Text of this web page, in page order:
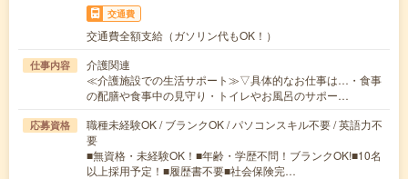
交通費
交通費全額支給（ガソリン代もOK！）
仕事内容
介護関連
≪介護施設での生活サポート≫▽具体的なお仕事は…・食事
の配膳や食事中の見守り・トイレやお風呂のサポー…
応募資格
職種未経験OK / ブランクOK / パソコンスキル不要 / 英語力不
要
■無資格・未経験OK！■年齢・学歴不問！ブランクOK!■10名
以上採用予定！■履歴書不要■社会保険完…